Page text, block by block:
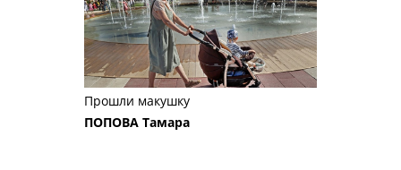
Прошли макушку
ПОПОВА Тамара